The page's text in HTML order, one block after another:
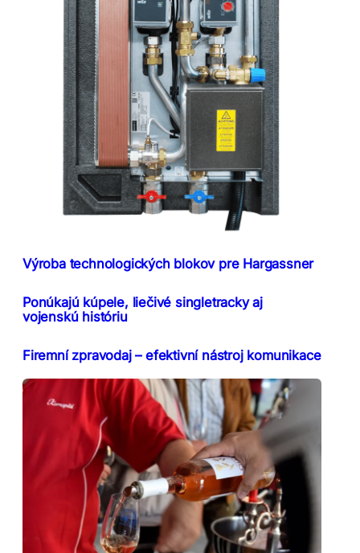
Výroba technologických blokov pre Hargassner
Ponúkajú kúpele, liečivé singletracky aj
vojenskú históriu
Firemní zpravodaj – efektivní nástroj komunikace